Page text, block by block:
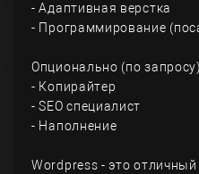
- Адаптивная верстка
- Программирование
Опционально (по
- Копирайтер
- SEO специалист
- Наполнение
Wordpress - это